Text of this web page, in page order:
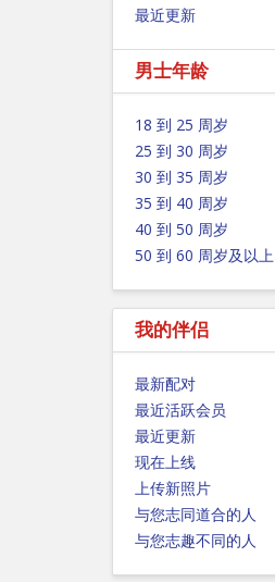
最近更新
男士年龄
18 到 25 周岁
25 到 30 周岁
30 到 35 周岁
35 到 40 周岁
40 到 50 周岁
50 到 60 周岁及以上
我的伴侣
最新配对
最近活跃会员
最近更新
现在上线
上传新照片
与您志同道合的人
与您志趣不同的人